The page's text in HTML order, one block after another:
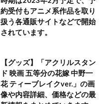
約受付もアニメ系作品を取り
扱う各通販サイトなどで開始
されています。
【グッズ】「アクリルスタン
ド 映画 五等分の花嫁 中野一
花 ティーブレイクver.」の画
像や内容詳細、価格などの最